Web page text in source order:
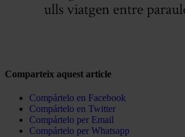
Comparteix aquest article
Compártelo en Facebook
Compártelo en Twitter
Compártelo per Email
Compártelo per Whatsapp